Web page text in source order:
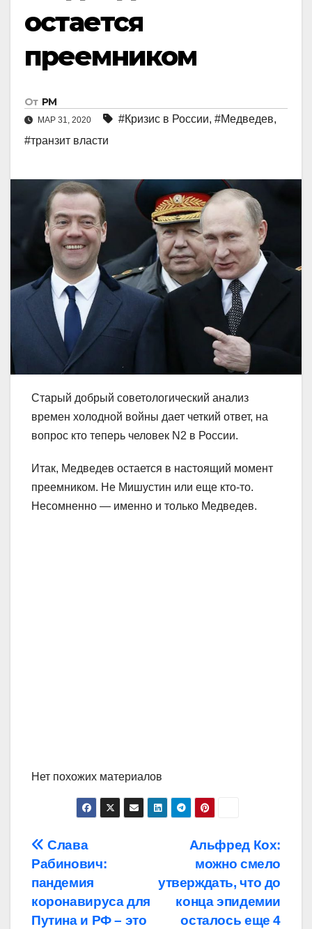
остается
преемником
От РМ
МАР 31, 2020 #Кризис в России, #Медведев,
#транзит власти
Старый добрый советологический анализ
времен холодной войны дает четкий ответ, на
вопрос кто теперь человек N2 в России.
Итак, Медведев остается в настоящий момент
преемником. Не Мишустин или еще кто-то.
Несомненно — именно и только Медведев.
Нет похожих материалов
Навигация
по
записям
Альфред Кох:
можно смело
утверждать, что до
конца эпидемии
осталось еще 4
Слава
Рабинович:
пандемия
коронавируса для
Путина и РФ – это